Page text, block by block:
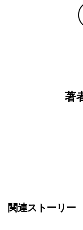
著
関連ストーリー